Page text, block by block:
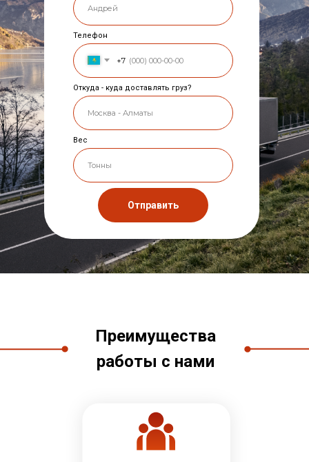
Телефон
+7
Откуда - куда доставлять груз?
Вес
Отправить
Преимущества
работы с нами